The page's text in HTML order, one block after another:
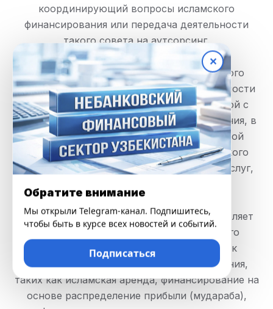
координирующий вопросы исламского
финансирования или передача деятельности
такого совета на аутсорсинг.
Также, указана необходимость отдельного
ведения бухгалтерского учета по деятельности
микрофинансовой организации, связанной с
оказанием услуг исламского финансирования, в
случае оказания данной микрофинансовой
организацией наряду с услугами исламского
финансирования также и традиционных услуг,
Помимо этого, данное Положение определяет
требования к специальному совету и его
членам, а также устанавливает порядок
оказания услуг исламского финансирования,
таких как исламская аренда, финансирование на
основе распределение прибыли (мудараба),
✕
Обратите внимание
Мы открыли Telegram-канал. Подпишитесь,
чтобы быть в курсе всех новостей и событий.
Подписаться